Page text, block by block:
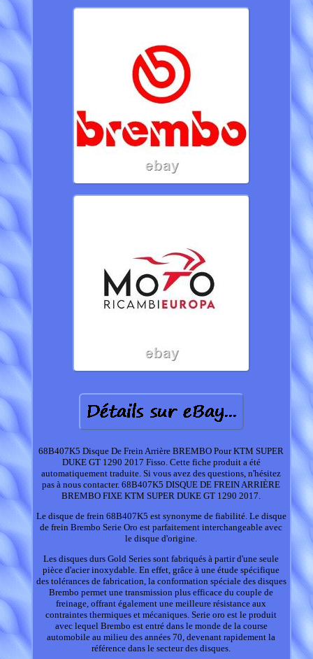
68B407K5 Disque De Frein Arrière BREMBO Pour KTM SUPER
DUKE GT 1290 2017 Fisso. Cette fiche produit a été
automatiquement traduite. Si vous avez des questions, n'hésitez
pas à nous contacter. 68B407K5 DISQUE DE FREIN ARRIÈRE
BREMBO FIXE KTM SUPER DUKE GT 1290 2017.
Le disque de frein 68B407K5 est synonyme de fiabilité. Le disque
de frein Brembo Serie Oro est parfaitement interchangeable avec
le disque d'origine.
Les disques durs Gold Series sont fabriqués à partir d'une seule
pièce d'acier inoxydable. En effet, grâce à une étude spécifique
des tolérances de fabrication, la conformation spéciale des disques
Brembo permet une transmission plus efficace du couple de
freinage, offrant également une meilleure résistance aux
contraintes thermiques et mécaniques. Serie oro est le produit
avec lequel Brembo est entré dans le monde de la course
automobile au milieu des années 70, devenant rapidement la
référence dans le secteur des disques.